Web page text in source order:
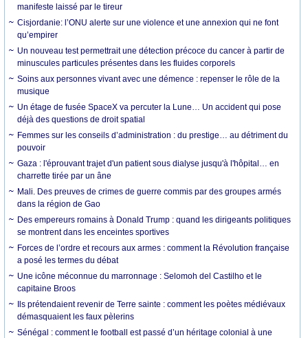
manifeste laissé par le tireur
Cisjordanie: l’ONU alerte sur une violence et une annexion qui ne font
qu’empirer
Un nouveau test permettrait une détection précoce du cancer à partir de
minuscules particules présentes dans les fluides corporels
Soins aux personnes vivant avec une démence : repenser le rôle de la
musique
Un étage de fusée SpaceX va percuter la Lune… Un accident qui pose
déjà des questions de droit spatial
Femmes sur les conseils d’administration : du prestige… au détriment du
pouvoir
Gaza : l'éprouvant trajet d'un patient sous dialyse jusqu'à l'hôpital… en
charrette tirée par un âne
Mali. Des preuves de crimes de guerre commis par des groupes armés
dans la région de Gao
Des empereurs romains à Donald Trump : quand les dirigeants politiques
se montrent dans les enceintes sportives
Forces de l’ordre et recours aux armes : comment la Révolution française
a posé les termes du débat
Une icône méconnue du marronnage : Selomoh del Castilho et le
capitaine Broos
Ils prétendaient revenir de Terre sainte : comment les poètes médiévaux
démasquaient les faux pèlerins
Sénégal : comment le football est passé d’un héritage colonial à une